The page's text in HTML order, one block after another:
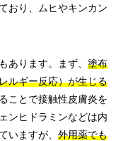
おり、ムヒやキンカン
あります。まず、 塗布
ルギー反応）が生じる
ことで接触性皮膚炎を
ンヒドラミンなどは内
いますが、 外用薬でも